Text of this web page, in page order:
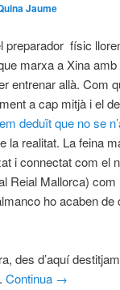
Jaume
preparador físic
marxa a Xina
entrenar allà. Com
a cap mitjà i el
deduït que no se
la realitat. La feina
i connectat com el
Reial Mallorca) com
ho acaben
des d’aquí
Continua →